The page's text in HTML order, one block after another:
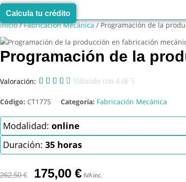
Calcula tu crédito
Inicio/Fabricación Mecánica/ Programación de la
Programación de la
Valoración:      Valorado con 4 de 5
Código: CT1775 Categoría: Fabricación Mecánica
Modalidad: online
Duración: 35 horas
262,50€
El
precio
175,00 €El
precio
IVA inc.